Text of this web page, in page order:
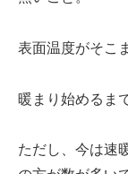
表面温度がそこ
暖まり始めるま
ただし、今は速